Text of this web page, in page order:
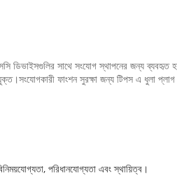
ডিভাইসগুলির সাথে সংযোগ স্থাপনের জন্য ব্যবহৃত হয়
ফাংশন সুরক্ষা জন্য টিপস এ ধুলা
পরিধানযোগ্যতা এবং স্থায়িত্ব।